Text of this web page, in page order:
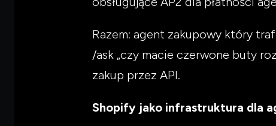
Razem: agent zakupowy który
/ask „czy macie czerwone buty
zakup przez API.
Shopify jako infrastruktura dla